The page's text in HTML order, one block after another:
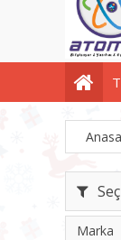
Marka